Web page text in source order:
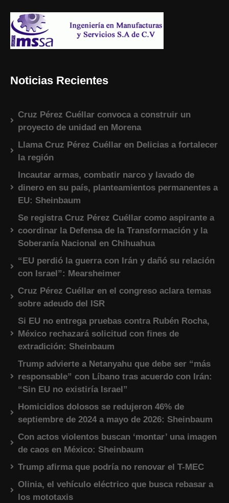
Noticias Recientes
Cruz Pérez Cuéllar convoca a construir un
proyecto de unidad en Morena
Llama Cruz Pérez Cuéllar en Delicias a fortalecer
la región
Incautar armas, combatir narco y lavado de
dinero en su país, planteamientos permanentes a
EU: Sheinbaum
Se registra Cruz Pérez Cuéllar como aspirante a
coordinar la Defensa de la Transformación y la
Soberanía Nacional en Chihuahua
“EU perdió la guerra con Irán y dañó su relación
con Israel”: Mearsheimer
Cruz Pérez Cuéllar en el congreso aclara temas
sobre adeudo del ISR
Si EU no entrega pruebas contra Rubén Rocha,
México rechazará solicitud con fines de
extradición: Sheinbaum
Trump advierte a Netanyahu que debe ser “más
responsable” con Líbano tras acuerdo con Irán:
“Sin EU no existiría Israel”
Homicidios dolosos se redujeron 46% de
septiembre de 2024 a mayo de 2026: Sheinbaum
Con actos violentos buscan ‘montar’ una imagen
de caos en México: Sheinbaum
Trump afirma que podría no renovar el T-MEC
Olinia, el vehículo eléctrico que busca rebasar a
los mototaxis